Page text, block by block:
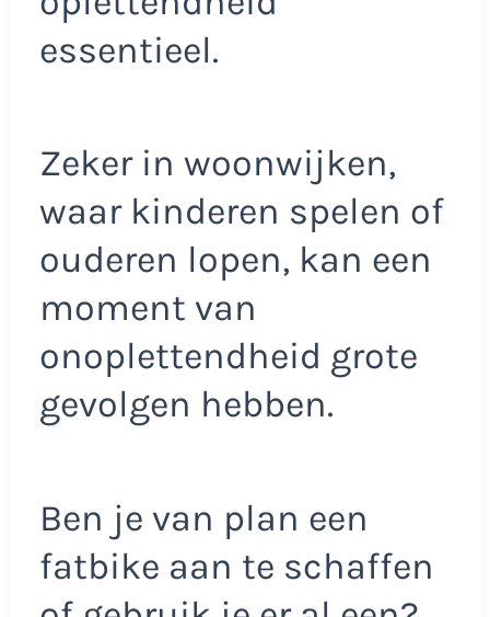
essentieel.
Zeker in woonwijken,
waar kinderen spelen of
ouderen lopen, kan een
moment van
onoplettendheid grote
gevolgen hebben.
Ben je van plan een
fatbike aan te schaffen